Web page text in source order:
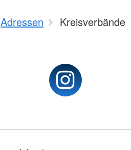
Adressen Kreisverbände